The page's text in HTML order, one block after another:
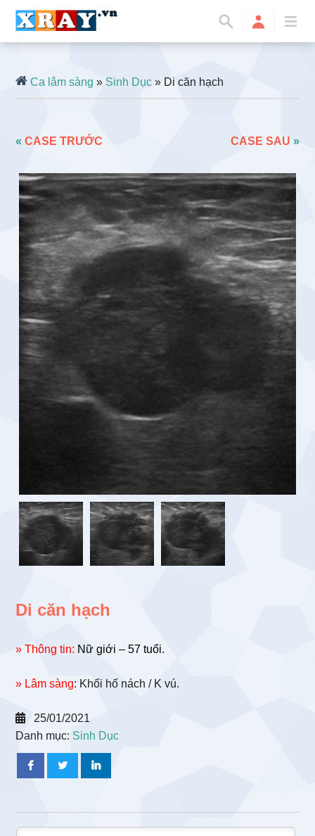
Ca lâm sàng »Sinh Dục » Di căn hạch
«CASE TRƯỚC CASE SAU »
Di căn hạch
» Thông tin: Nữ giới – 57 tuổi.
» Lâm sàng: Khối hố nách / K vú.
25/01/2021
Danh mục:Sinh Dục